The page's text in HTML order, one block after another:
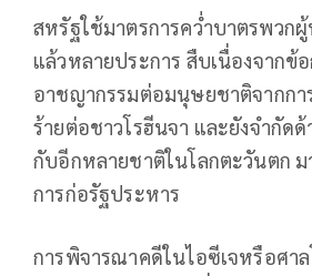
สหรัฐใช้มาตรการคว่ำบาตรพวก
แล้วหลายประการ สืบเนื่องจากข้
อาชญากรรมต่อมนุษยชาติจากก
ร้ายต่อชาวโรฮีนจา และยังจำกัดด้
กับอีกหลายชาติในโลกตะวันตก
การก่อรัฐประหาร
การพิจารณาคดีในไอซีเจหรือศา